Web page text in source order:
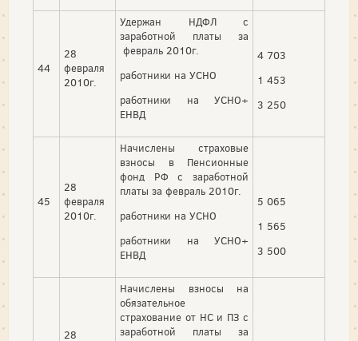
44
28
февраля
2010г.
Удержан НДФЛ с
заработной платы за
февраль 2010г.
работники на УСНО
работники на УСНО+
ЕНВД
4 703
1 453
3 250
45
28
февраля
2010г.
Начислены страховые
взносы в Пенсионные
фонд РФ с заработной
платы за февраль 2010г.
работники на УСНО
работники на УСНО+
ЕНВД
5 065
1 565
3 500
28
Начислены взносы на
обязательное
страхование от НС и ПЗ с
заработной платы за